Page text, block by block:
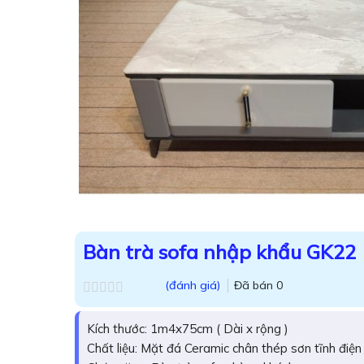
Bàn trà sofa nhập khẩu GK22
Được
hạng
0.0
(đánh giá) Đã bán 0
Kích thước: 1m4x75cm ( Dài x rộng )
Chất liệu: Mặt đá Ceramic chân thép sơn tĩnh điện